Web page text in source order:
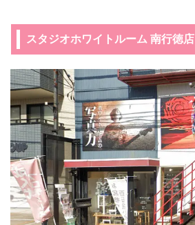
スタジオホワイトルーム 南行徳店